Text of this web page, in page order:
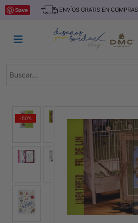
Saltar
ENVÍOS GRATIS EN
INICIO
TEJIDO
TELAS
MARCAS
BLOG
-50%
Save